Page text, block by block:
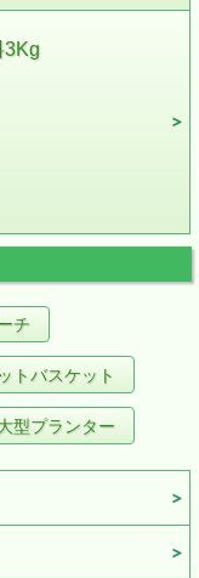
3Kg
チ
トバスケット
型プランター